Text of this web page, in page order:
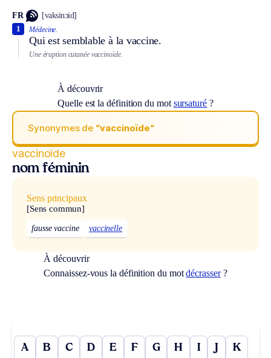
FR [vaksinɔid]
Médecine.
Qui est semblable à la vaccine.
1
Une éruption cutanée vaccinoïde.
À découvrir
Quelle est la définition du mot sursaturé?
Synonymes de “vaccinoïde“
vaccinoïde
nom féminin
Sens principaux
[Sens commun]
fausse vaccine vaccinelle
À découvrir
Connaissez-vous la définition du motdécrasser?
A B C D E F G H I J K